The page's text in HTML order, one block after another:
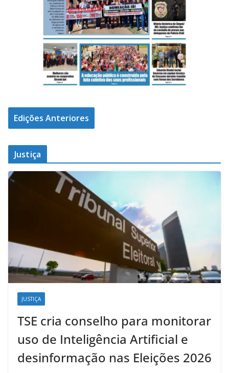
Edições Anteriores
Justiça
JUSTIÇA
TSE cria conselho para monitorar
uso de Inteligência Artificial e
desinformação nas Eleições 2026